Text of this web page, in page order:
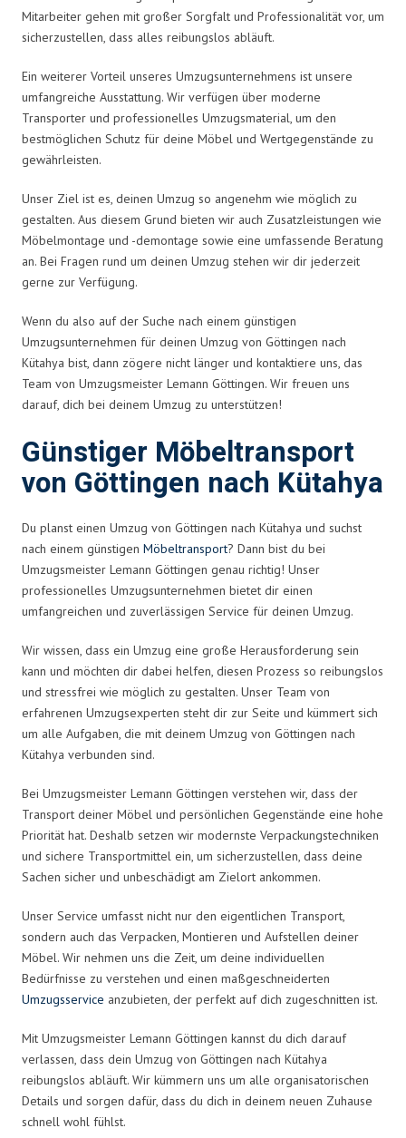
Mitarbeiter gehen mit großer Sorgfalt und Professionalität vor, um
sicherzustellen, dass alles reibungslos abläuft.
Ein weiterer Vorteil unseres Umzugsunternehmens ist unsere
umfangreiche Ausstattung. Wir verfügen über moderne
Transporter und professionelles Umzugsmaterial, um den
bestmöglichen Schutz für deine Möbel und Wertgegenstände zu
gewährleisten.
Unser Ziel ist es, deinen Umzug so angenehm wie möglich zu
gestalten. Aus diesem Grund bieten wir auch Zusatzleistungen wie
Möbelmontage und -demontage sowie eine umfassende Beratung
an. Bei Fragen rund um deinen Umzug stehen wir dir jederzeit
gerne zur Verfügung.
Wenn du also auf der Suche nach einem günstigen
Umzugsunternehmen für deinen Umzug von Göttingen nach
Kütahya bist, dann zögere nicht länger und kontaktiere uns, das
Team von Umzugsmeister Lemann Göttingen. Wir freuen uns
darauf, dich bei deinem Umzug zu unterstützen!
Günstiger Möbeltransport
von Göttingen nach Kütahya
Du planst einen Umzug von Göttingen nach Kütahya und suchst
nach einem günstigen Möbeltransport? Dann bist du bei
Umzugsmeister Lemann Göttingen genau richtig! Unser
professionelles Umzugsunternehmen bietet dir einen
umfangreichen und zuverlässigen Service für deinen Umzug.
Wir wissen, dass ein Umzug eine große Herausforderung sein
kann und möchten dir dabei helfen, diesen Prozess so reibungslos
und stressfrei wie möglich zu gestalten. Unser Team von
erfahrenen Umzugsexperten steht dir zur Seite und kümmert sich
um alle Aufgaben, die mit deinem Umzug von Göttingen nach
Kütahya verbunden sind.
Bei Umzugsmeister Lemann Göttingen verstehen wir, dass der
Transport deiner Möbel und persönlichen Gegenstände eine hohe
Priorität hat. Deshalb setzen wir modernste Verpackungstechniken
und sichere Transportmittel ein, um sicherzustellen, dass deine
Sachen sicher und unbeschädigt am Zielort ankommen.
Unser Service umfasst nicht nur den eigentlichen Transport,
sondern auch das Verpacken, Montieren und Aufstellen deiner
Möbel. Wir nehmen uns die Zeit, um deine individuellen
Bedürfnisse zu verstehen und einen maßgeschneiderten
Umzugsservice anzubieten, der perfekt auf dich zugeschnitten ist.
Mit Umzugsmeister Lemann Göttingen kannst du dich darauf
verlassen, dass dein Umzug von Göttingen nach Kütahya
reibungslos abläuft. Wir kümmern uns um alle organisatorischen
Details und sorgen dafür, dass du dich in deinem neuen Zuhause
schnell wohl fühlst.